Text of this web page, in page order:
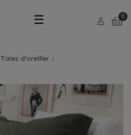
Basculer
la
navigation
☰ 0
Taies d’oreiller